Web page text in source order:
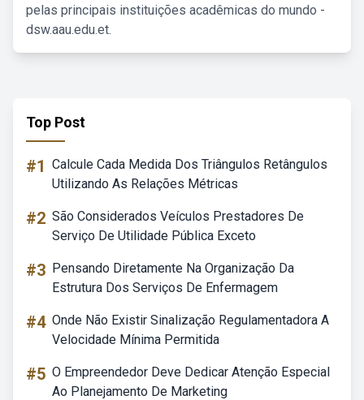
pelas principais instituições acadêmicas do mundo -
dsw.aau.edu.et.
Top Post
#1 Calcule Cada Medida Dos Triângulos Retângulos
Utilizando As Relações Métricas
#2 São Considerados Veículos Prestadores De
Serviço De Utilidade Pública Exceto
#3 Pensando Diretamente Na Organização Da
Estrutura Dos Serviços De Enfermagem
#4 Onde Não Existir Sinalização Regulamentadora A
Velocidade Mínima Permitida
#5 O Empreendedor Deve Dedicar Atenção Especial
Ao Planejamento De Marketing